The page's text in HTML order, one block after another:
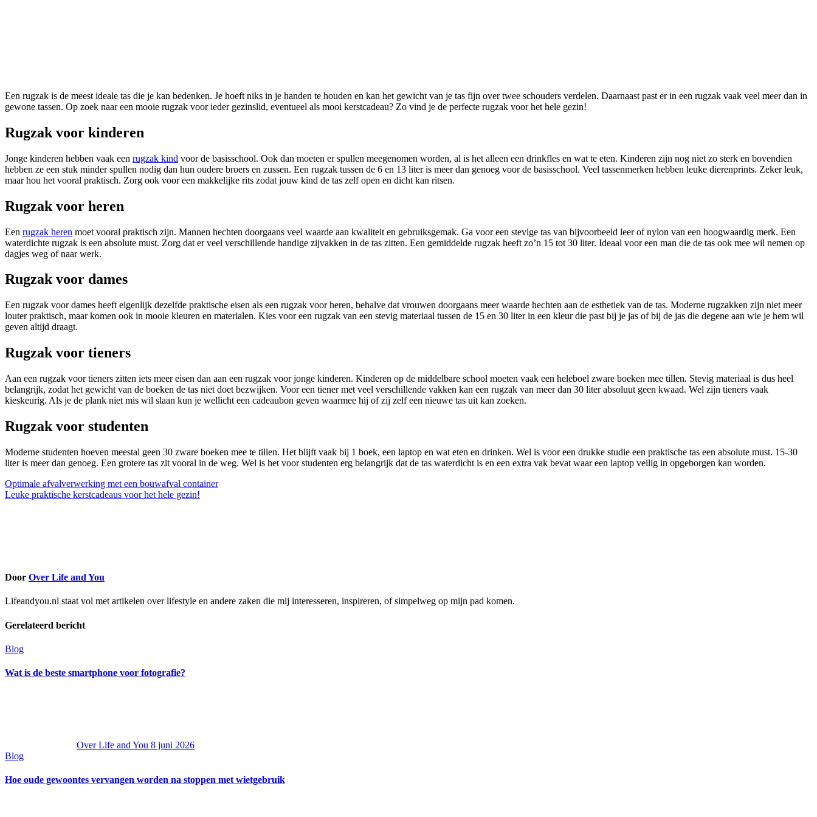
Een rugzak is de meest ideale tas die je kan bedenken. Je hoeft niks in je handen te houden en kan het gewicht van je tas fijn over twee schouders verdelen. Daarnaast past er in een rugzak vaak veel meer dan in
gewone tassen. Op zoek naar een mooie rugzak voor ieder gezinslid, eventueel als mooi kerstcadeau? Zo vind je de perfecte rugzak voor het hele gezin!
Rugzak voor kinderen
Jonge kinderen hebben vaak een rugzak kind voor de basisschool. Ook dan moeten er spullen meegenomen worden, al is het alleen een drinkfles en wat te eten. Kinderen zijn nog niet zo sterk en bovendien
hebben ze een stuk minder spullen nodig dan hun oudere broers en zussen. Een rugzak tussen de 6 en 13 liter is meer dan genoeg voor de basisschool. Veel tassenmerken hebben leuke dierenprints. Zeker leuk,
maar hou het vooral praktisch. Zorg ook voor een makkelijke rits zodat jouw kind de tas zelf open en dicht kan ritsen.
Rugzak voor heren
Een rugzak heren moet vooral praktisch zijn. Mannen hechten doorgaans veel waarde aan kwaliteit en gebruiksgemak. Ga voor een stevige tas van bijvoorbeeld leer of nylon van een hoogwaardig merk. Een
waterdichte rugzak is een absolute must. Zorg dat er veel verschillende handige zijvakken in de tas zitten. Een gemiddelde rugzak heeft zo’n 15 tot 30 liter. Ideaal voor een man die de tas ook mee wil nemen op
dagjes weg of naar werk.
Rugzak voor dames
Een rugzak voor dames heeft eigenlijk dezelfde praktische eisen als een rugzak voor heren, behalve dat vrouwen doorgaans meer waarde hechten aan de esthetiek van de tas. Moderne rugzakken zijn niet meer
louter praktisch, maar komen ook in mooie kleuren en materialen. Kies voor een rugzak van een stevig materiaal tussen de 15 en 30 liter in een kleur die past bij je jas of bij de jas die degene aan wie je hem wil
geven altijd draagt.
Rugzak voor tieners
Aan een rugzak voor tieners zitten iets meer eisen dan aan een rugzak voor jonge kinderen. Kinderen op de middelbare school moeten vaak een heleboel zware boeken mee tillen. Stevig materiaal is dus heel
belangrijk, zodat het gewicht van de boeken de tas niet doet bezwijken. Voor een tiener met veel verschillende vakken kan een rugzak van meer dan 30 liter absoluut geen kwaad. Wel zijn tieners vaak
kieskeurig. Als je de plank niet mis wil slaan kun je wellicht een cadeaubon geven waarmee hij of zij zelf een nieuwe tas uit kan zoeken.
Rugzak voor studenten
Moderne studenten hoeven meestal geen 30 zware boeken mee te tillen. Het blijft vaak bij 1 boek, een laptop en wat eten en drinken. Wel is voor een drukke studie een praktische tas een absolute must. 15-30
liter is meer dan genoeg. Een grotere tas zit vooral in de weg. Wel is het voor studenten erg belangrijk dat de tas waterdicht is en een extra vak bevat waar een laptop veilig in opgeborgen kan worden.
Bericht
navigatie
Optimale afvalverwerking met een bouwafval container
Leuke praktische kerstcadeaus voor het hele gezin!
Door Over Life and You
Lifeandyou.nl staat vol met artikelen over lifestyle en andere zaken die mij interesseren, inspireren, of simpelweg op mijn pad komen.
Gerelateerd bericht
Blog
Wat is de beste smartphone voor fotografie?
Over Life and You 8 juni 2026
Blog
Hoe oude gewoontes vervangen worden na stoppen met wietgebruik